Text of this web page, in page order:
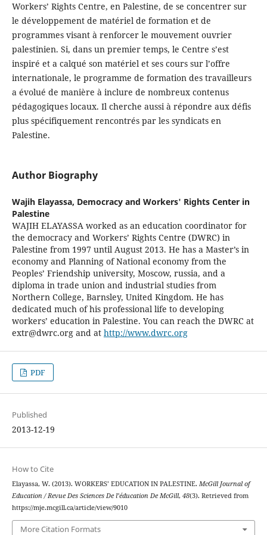
Workers’ Rights Centre, en Palestine, de se concentrer sur
le développement de matériel de formation et de
programmes visant à renforcer le mouvement ouvrier
palestinien. Si, dans un premier temps, le Centre s’est
inspiré et a calqué son matériel et ses cours sur l’offre
internationale, le programme de formation des travailleurs
a évolué de manière à inclure de nombreux contenus
pédagogiques locaux. Il cherche aussi à répondre aux défis
plus spécifiquement rencontrés par les syndicats en
Palestine.
Author Biography
Wajih Elayassa, Democracy and Workers' Rights Center in
Palestine
WAJIH ELAYASSA worked as an education coordinator for
the democracy and Workers’ Rights Centre (DWRC) in
Palestine from 1997 until August 2013. He has a Master’s in
economy and Planning of National economy from the
Peoples’ Friendship university, Moscow, russia, and a
diploma in trade union and industrial studies from
Northern College, Barnsley, United Kingdom. He has
dedicated much of his professional life to developing
workers’ education in Palestine. You can reach the DWRC at
extr@dwrc.org and at http://www.dwrc.org
PDF
Published
2013-12-19
How to Cite
Elayassa, W. (2013). WORKERS’ EDUCATION IN PALESTINE. McGill Journal of
Education / Revue Des Sciences De l’éducation De McGill, 48(3). Retrieved from
https://mje.mcgill.ca/article/view/9010
More Citation Formats